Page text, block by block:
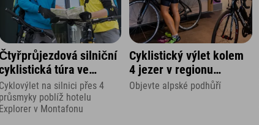
silniční
túra ve
Vorarlbersku
Cyklovýlet na silnici přes 4
průsmyky poblíž hotelu
Explorer v Montafonu
Cyklistický výlet kolem
4 jezer v regionu
Zugspitze
Objevte alpské podhůří